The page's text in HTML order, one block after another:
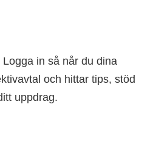
in så når du dina
och hittar tips, stöd
uppdrag.